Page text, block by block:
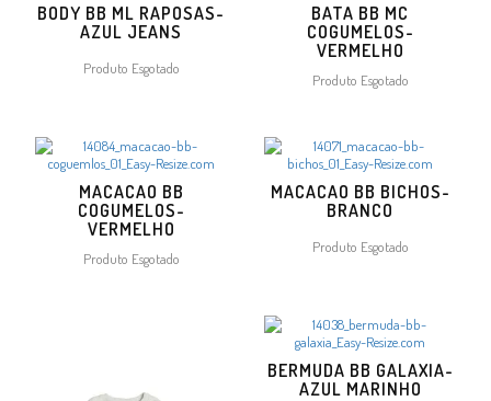
BODY BB ML RAPOSAS-
AZUL JEANS
Produto Esgotado
BATA BB MC
COGUMELOS-
VERMELHO
Produto Esgotado
MACACAO BB
COGUMELOS-
VERMELHO
Produto Esgotado
MACACAO BB BICHOS-
BRANCO
Produto Esgotado
BERMUDA BB GALAXIA-
AZUL MARINHO